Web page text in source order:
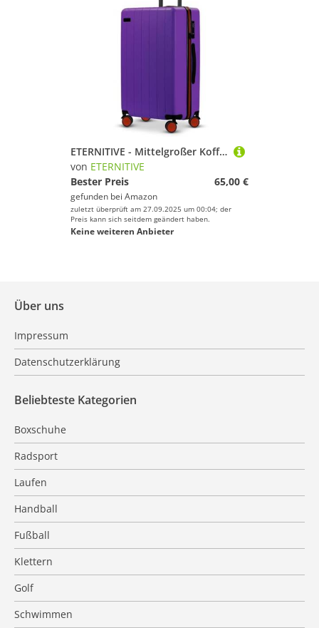
ETERNITIVE - Mittelgroßer Koffer Reisekoffer Hartschale aus ABS | Rollkoffer 60L | Reisetrolley Leicht mit 4 Zwillingsrollen 360° | Gepäck mit TSA-Schloss | Größe: 64,5 x 41,5 x 25 cm | Lila
von ETERNITIVE
Bester Preis
65,00 €
gefunden bei Amazon
zuletzt überprüft am 27.09.2025 um 00:04; der
Preis kann sich seitdem geändert haben.
Keine weiteren Anbieter
Über uns
Impressum
Datenschutzerklärung
Beliebteste Kategorien
Boxschuhe
Radsport
Laufen
Handball
Fußball
Klettern
Golf
Schwimmen